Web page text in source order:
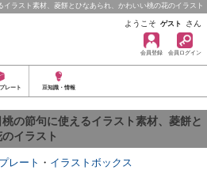
ラスト素材、菱餅とひなあられ、かわいい桃の花のイラスト
ようこそ ゲスト さん
会員登録 会員ログイン
レート 豆知識・情報
の節句に使えるイラスト素材、菱餅と
イラスト
レート ・ イラストボックス